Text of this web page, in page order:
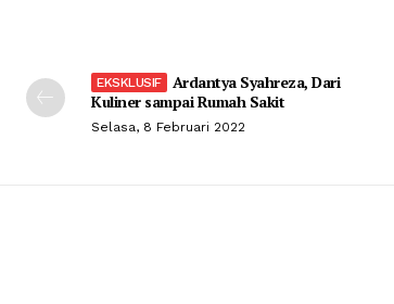
Ardantya Syahreza, Dari
Kuliner sampai Rumah Sakit
Selasa, 8 Februari 2022